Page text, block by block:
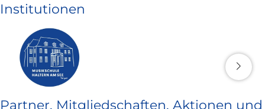
Institutionen
Partner, Mitgliedschaften, Aktionen und